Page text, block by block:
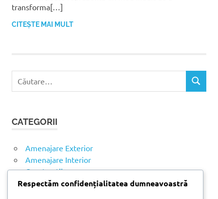
transforma[…]
CITEȘTE MAI MULT
ă
u
p
ă
C
CATEGORII
Amenajare Exterior
Amenajare Interior
Construcții
Noutăți
Respectăm confidențialitatea dumneavoastră